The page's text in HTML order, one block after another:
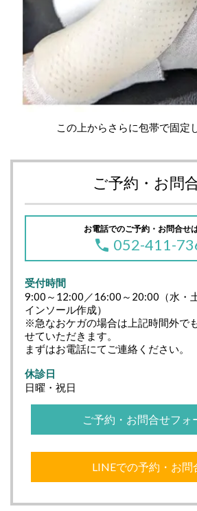
この上からさらに包帯で固定
ご予約・お問
お電話でのご予約・お問合せ
052-411-
受付時間
9:00～12:00／16:00～20:00（水・
インソール作成）
※急なおケガの場合は上記時間外で
せていただきます。
まずはお電話にてご連絡ください。
休診日
日曜・祝日
ご予約・お問合せフォ
LINEでの予約・お問